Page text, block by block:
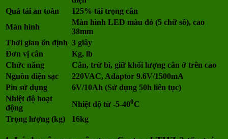
Quá tải an toàn
125% tải trọng cân
Màn hình
Màn hình LED màu đỏ (5 chữ số), cao
38mm
Thời gian ổn định 3 giây
Đơn vị cân
Kg, lb
Chức năng
Cân, trừ bì, giữ khối lượng cân ở trên cao
Nguồn điện sạc
220VAC, Adaptor 9.6V/1500mA
Pin sử dụng
6V/10Ah (Sử dụng 50h liên tục)
Nhiệt độ hoạt
động
Nhiệt độ từ -5-400C
Trọng lượng (kg)
16kg